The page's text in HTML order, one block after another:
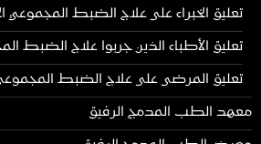
تعليق الخبراء على علاج الضبط المجموعي
تعليق الأطباء الذين جربوا علاج الضبط
تعليق المرضى على علاج الضبط
معهد الطب المدمج الرفيق